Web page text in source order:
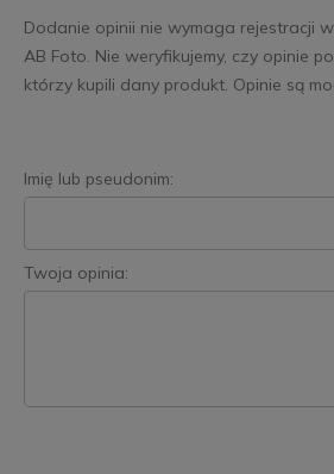
Dodanie opinii nie wymaga rejestracji
AB Foto. Nie weryfikujemy, czy opinie
którzy kupili dany produkt. Opinie są
Imię lub pseudonim:
Twoja opinia: